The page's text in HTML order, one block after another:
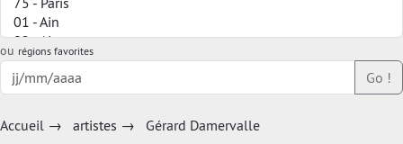
ou régions favorites
Go !
Accueil → artistes → Gérard Damervalle